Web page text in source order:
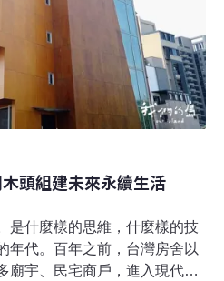
出直立強韌的竹子。砍竹工作
師傅年紀都偏高，年輕人多數
低，竹農找不到竹行收竹，開
大的竹林，一旦大量枯死，可
經濟價值，部分竹林開始轉種
高麗菜等淺根作物，同
頭組建未來永續生活
是什麼樣的思維，什麼樣的技
年代。百年之前，台灣房舍以
廟宇、民宅商戶，進入現代，